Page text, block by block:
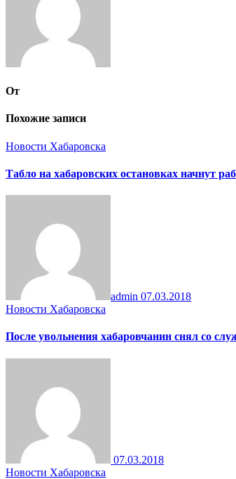
От
Похожие записи
Новости Хабаровска
Табло на хабаровских остановках начнут
admin 07.03.2018
Новости Хабаровска
После увольнения хабаровчанин снял со
07.03.2018
Новости Хабаровска